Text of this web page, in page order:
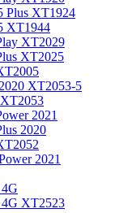
Plus XT1924
XT1944
XT2029
XT2025
XT2053-5
2021
2020
2021
XT2523